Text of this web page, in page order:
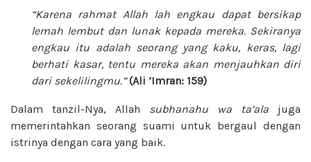
“Karena rahmat Allah lah engkau dapat bersikap
lemah lembut dan lunak kepada mereka. Sekiranya
engkau itu adalah seorang yang kaku, keras, lagi
berhati kasar, tentu mereka akan menjauhkan diri
dari sekelilingmu.”(Ali ‘Imran: 159)
Dalam tanzil-Nya, Allah subhanahu wa ta’ala juga
memerintahkan seorang suami untuk bergaul dengan
istrinya dengan cara yang baik.